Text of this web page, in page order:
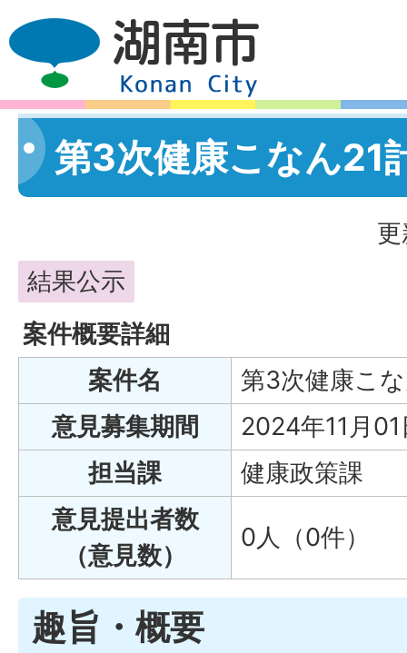
第3次健康こなん21
結果公示
案件概要詳細
案件名
第3次健康こ
意見募集期間
2024年11月
担当課
健康政策課
意見提出者数
（意見数）
0人（0件）
趣旨・概要